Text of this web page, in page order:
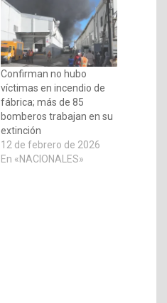
Confirman no hubo
víctimas en incendio de
fábrica; más de 85
bomberos trabajan en su
extinción
12 de febrero de 2026
En «NACIONALES»